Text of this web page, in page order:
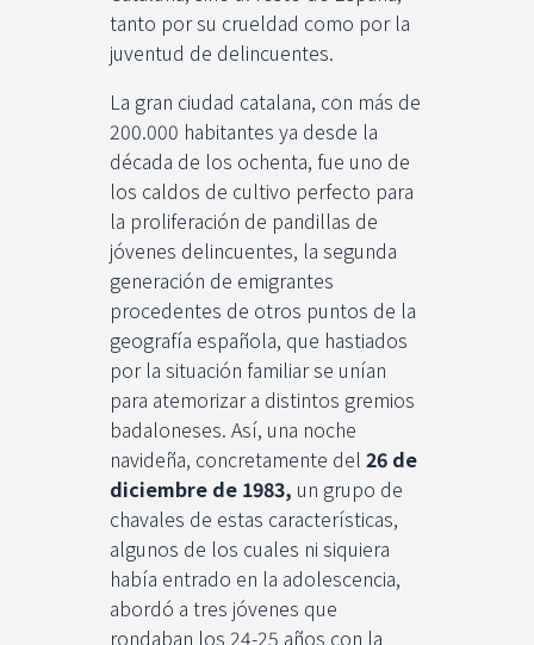
tanto por su crueldad como por la
juventud de delincuentes.
La gran ciudad catalana, con más de
200.000 habitantes ya desde la
década de los ochenta, fue uno de
los caldos de cultivo perfecto para
la proliferación de pandillas de
jóvenes delincuentes, la segunda
generación de emigrantes
procedentes de otros puntos de la
geografía española, que hastiados
por la situación familiar se unían
para atemorizar a distintos gremios
badaloneses. Así, una noche
navideña, concretamente del 26 de
diciembre de 1983, un grupo de
chavales de estas características,
algunos de los cuales ni siquiera
había entrado en la adolescencia,
abordó a tres jóvenes que
rondaban los 24-25 años con la